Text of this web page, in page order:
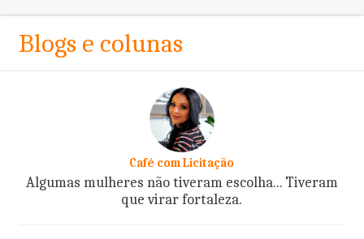
Blogs e colunas
Café com Licitação
Algumas mulheres não tiveram escolha... Tiveram
que virar fortaleza.